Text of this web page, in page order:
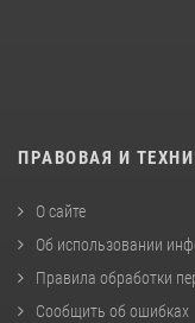
ПРАВОВАЯ И
О сайте
Об использовании
Правила обработки
Сообщить об ошибках